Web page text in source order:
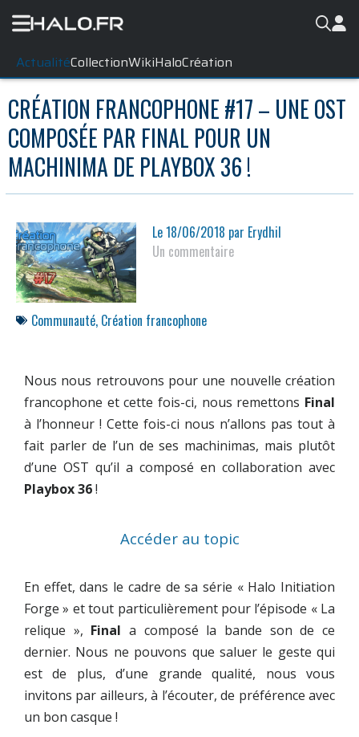
ActualitéCollectionWikiHaloCréation
CRÉATION FRANCOPHONE #17 – UNE OST
COMPOSÉE PAR FINAL POUR UN
MACHINIMA DE PLAYBOX 36 !
Le18/06/2018 par Erydhil
Un commentaire
Communauté, Création francophone
Nous nous retrouvons pour une nouvelle création
francophone et cette fois-ci, nous remettons Final
à l’honneur ! Cette fois-ci nous n’allons pas tout à
fait parler de l’un de ses machinimas, mais plutôt
d’une OST qu’il a composé en collaboration avec
Playbox 36!
Accéder au topic
En effet, dans le cadre de sa série « Halo Initiation
Forge » et tout particulièrement pour l’épisode « La
relique », Final a composé la bande son de ce
dernier. Nous ne pouvons que saluer le geste qui
est de plus, d’une grande qualité, nous vous
invitons par ailleurs, à l’écouter, de préférence avec
un bon casque !